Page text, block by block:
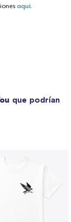
aquí.
que podrían